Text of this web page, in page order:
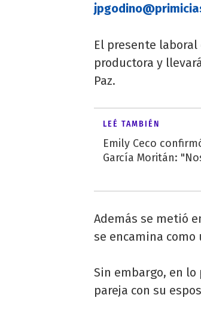
El presente laboral
productora y
Paz.
LEÉ TAMBIÉN
Emily Ceco
García Moritán:
Además se metió
se encamina
Sin embargo, en
pareja con su